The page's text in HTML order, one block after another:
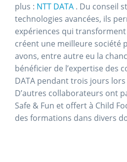
plus : NTT DATA . Du conseil
technologies avancées, ils
expériences qui
créent une meilleure société
avons, entre autre eu la
bénéficier de l’expertise des
DATA pendant trois jours lors
D’autres collaborateurs ont
Safe & Fun et offert à Child
des formations dans divers